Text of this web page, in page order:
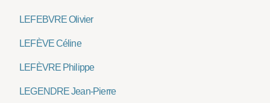
LEFEBVRE Olivier
LEFÈVE Céline
LEFÈVRE Philippe
LEGENDRE Jean-Pierre